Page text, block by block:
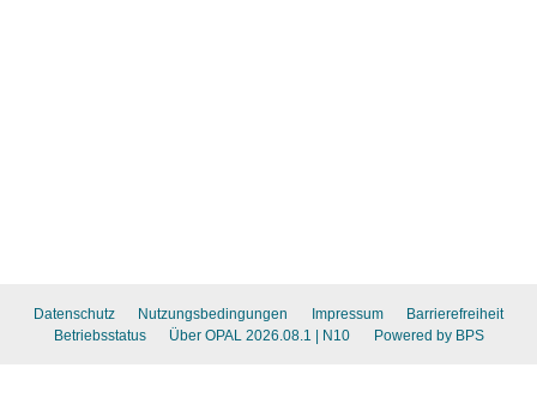
Datenschutz Nutzungsbedingungen Impressum
Barrierefreiheit
Betriebsstatus
Über OPAL 2026.08.1 | N10 Powered by BPS